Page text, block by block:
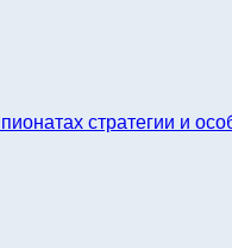
стратегии и